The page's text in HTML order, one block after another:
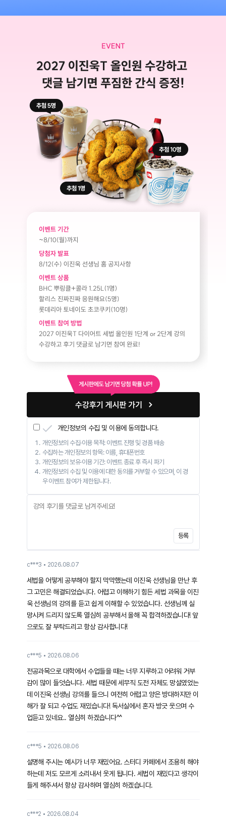
개인정보의 수집 및 이용에 동의합니다.
개인정보의 수집·이용 목적: 이벤트 진행 및 경품 배송
수집하는 개인정보의 항목: 이름, 휴대폰번호
개인정보의 보유·이용 기간: 이벤트 종료 후 즉시 파기
개인정보의 수집 및 이용에 대한 동의를 거부할 수 있으며, 이 경
우 이벤트 참여가 제한됩니다.
등록
c***3 2026.08.07
세법을 어떻게 공부해야 할지 막막했는데 이진욱 선생님을 만난 후
그 고민은 해결되었습니다. 어렵고 이해하기 힘든 세법 과목을 이진
욱 선생님의 강의를 듣고 쉽게 이해할 수 있었습니다. 선생님께 실
망시켜 드리지 않도록 열심히 공부해서 올해 꼭 합격하겠습니다! 앞
으로도 잘 부탁드리고 항상 감사합니다!
c***5 2026.08.06
전공과목으로 대학에서 수업들을 때는 너무 지루하고 어려워 거부
감이 많이 들엇습니다. 세법 때문에 세무직 도전 자체도 망설였었는
데 이진욱 선생님 강의를 들으니 여전히 어렵고 양은 방대하지만 이
해가 잘 되고 수업도 재밌습니다! 독서실에서 혼자 방긋 웃으며 수
업듣고 있네요.. 열심히 하겠습니다^^
c***5 2026.08.06
설명해 주시는 예시가 너무 재밌어요. 스터디 카페에서 조용히 해야
하는데 저도 모르게 소리내서 웃게 됩니다. 세법이 재밌다고 생각이
들게 해주셔서 항상 감사하며 열심히 하겠습니다.
c***2 2026.08.04